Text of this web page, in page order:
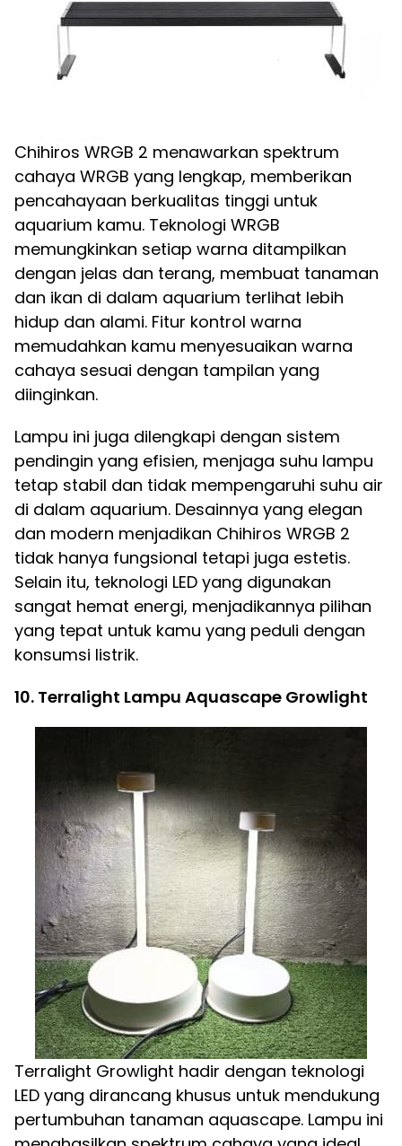
Chihiros WRGB 2 menawarkan spektrum
cahaya WRGB yang lengkap, memberikan
pencahayaan berkualitas tinggi untuk
aquarium kamu. Teknologi WRGB
memungkinkan setiap warna ditampilkan
dengan jelas dan terang, membuat tanaman
dan ikan di dalam aquarium terlihat lebih
hidup dan alami. Fitur kontrol warna
memudahkan kamu menyesuaikan warna
cahaya sesuai dengan tampilan yang
diinginkan.
Lampu ini juga dilengkapi dengan sistem
pendingin yang efisien, menjaga suhu lampu
tetap stabil dan tidak mempengaruhi suhu air
di dalam aquarium. Desainnya yang elegan
dan modern menjadikan Chihiros WRGB 2
tidak hanya fungsional tetapi juga estetis.
Selain itu, teknologi LED yang digunakan
sangat hemat energi, menjadikannya pilihan
yang tepat untuk kamu yang peduli dengan
konsumsi listrik.
10. Terralight Lampu Aquascape Growlight
Terralight Growlight hadir dengan teknologi
LED yang dirancang khusus untuk mendukung
pertumbuhan tanaman aquascape. Lampu ini